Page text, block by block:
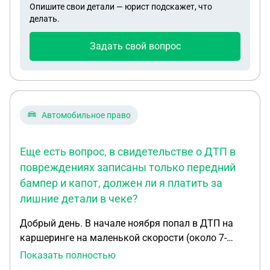
Опишите свои детали — юрист подскажет, что
делать.
Задать свой вопрос
Автомобильное право
Еще есть вопрос, в свидетельстве о ДТП в
повреждениях записаны только передний
бампер и капот, должен ли я платить за
лишние детали в чеке?
Добрый день. В начале ноября попал в ДТП на
каршеринге на маленькой скорости (около 7-
10км/ч), в котором виновником был я. В
Показать полностью